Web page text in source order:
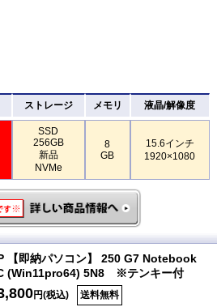
ストレージ メモリ 液晶/解像度
SSD
256GB
新品
NVMe
8
GB
15.6インチ
1920×1080
【即納パソコン】 250 G7 Notebook
(Win11pro64) 5N8 ※テンキー付
円(税込) 送料無料